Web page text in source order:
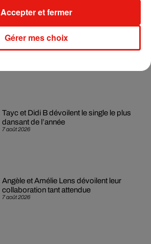
7 août 2026
Tayc et Didi B dévoilent le single le plus
dansant de l’année
7 août 2026
Angèle et Amélie Lens dévoilent leur
collaboration tant attendue
Gérer mes choix
Accepter et fermer